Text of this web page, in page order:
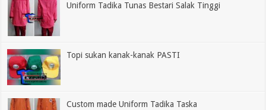
Uniform Tadika Tunas Bestari Salak Tinggi
Topi sukan kanak-kanak PASTI
Custom made Uniform Tadika Taska